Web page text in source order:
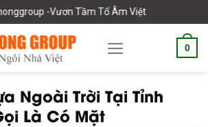
Tầm Tổ Âm Việt
0
Ngoài Trời Tại Tỉnh
Là Có Mặt